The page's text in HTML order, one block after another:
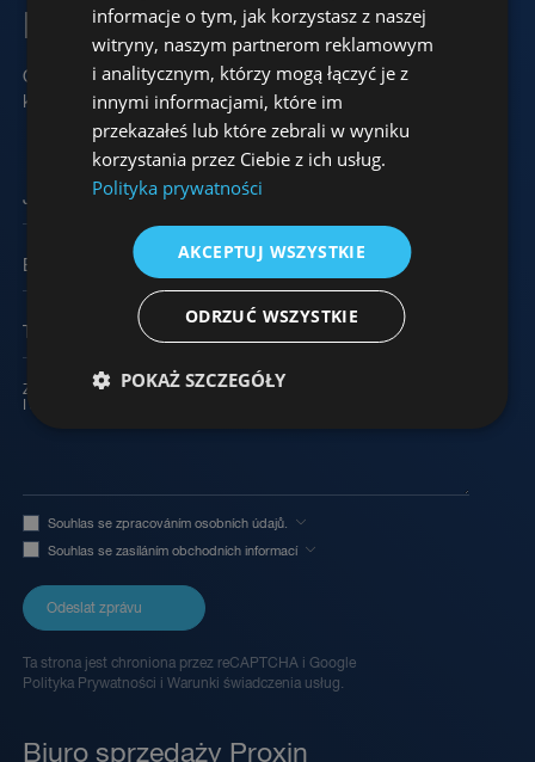
Pojďme si promluvit
Odpovíme vám do 24 hodin a domluvíme si schůzku v prodejní
kanceláři.
Jméno a příjmení
E-mail
Telefon
Zpráva
Souhlas se zpracováním osobních údajů.
Souhlas se zasíláním obchodních informací
Odeslat zprávu
Ta strona jest chroniona przez reCAPTCHA i Google
Polityka Prywatności i Warunki świadczenia usług.
Biuro sprzedaży Proxin
informacje o tym, jak korzystasz z naszej
witryny, naszym partnerom reklamowym
i analitycznym, którzy mogą łączyć je z
innymi informacjami, które im
przekazałeś lub które zebrali w wyniku
korzystania przez Ciebie z ich usług.
Polityka prywatności
AKCEPTUJ WSZYSTKIE
ODRZUĆ WSZYSTKIE
POKAŻ SZCZEGÓŁY